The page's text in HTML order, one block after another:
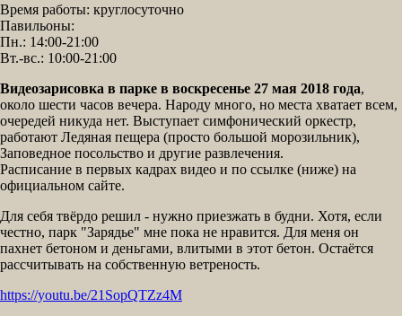
Время работы: круглосуточно
Павильоны:
Пн.: 14:00-21:00
Вт.-вс.: 10:00-21:00
Видеозарисовка в парке в воскресенье 27 мая 2018 года,
около шести часов вечера. Народу много, но места хватает всем,
очередей никуда нет. Выступает симфонический оркестр,
работают Ледяная пещера (просто большой морозильник),
Заповедное посольство и другие развлечения.
Расписание в первых кадрах видео и по ссылке (ниже) на
официальном сайте.
Для себя твёрдо решил - нужно приезжать в будни. Хотя, если
честно, парк "Зарядье" мне пока не нравится. Для меня он
пахнет бетоном и деньгами, влитыми в этот бетон. Остаётся
рассчитывать на собственную ветреность.
https://youtu.be/21SopQTZz4M